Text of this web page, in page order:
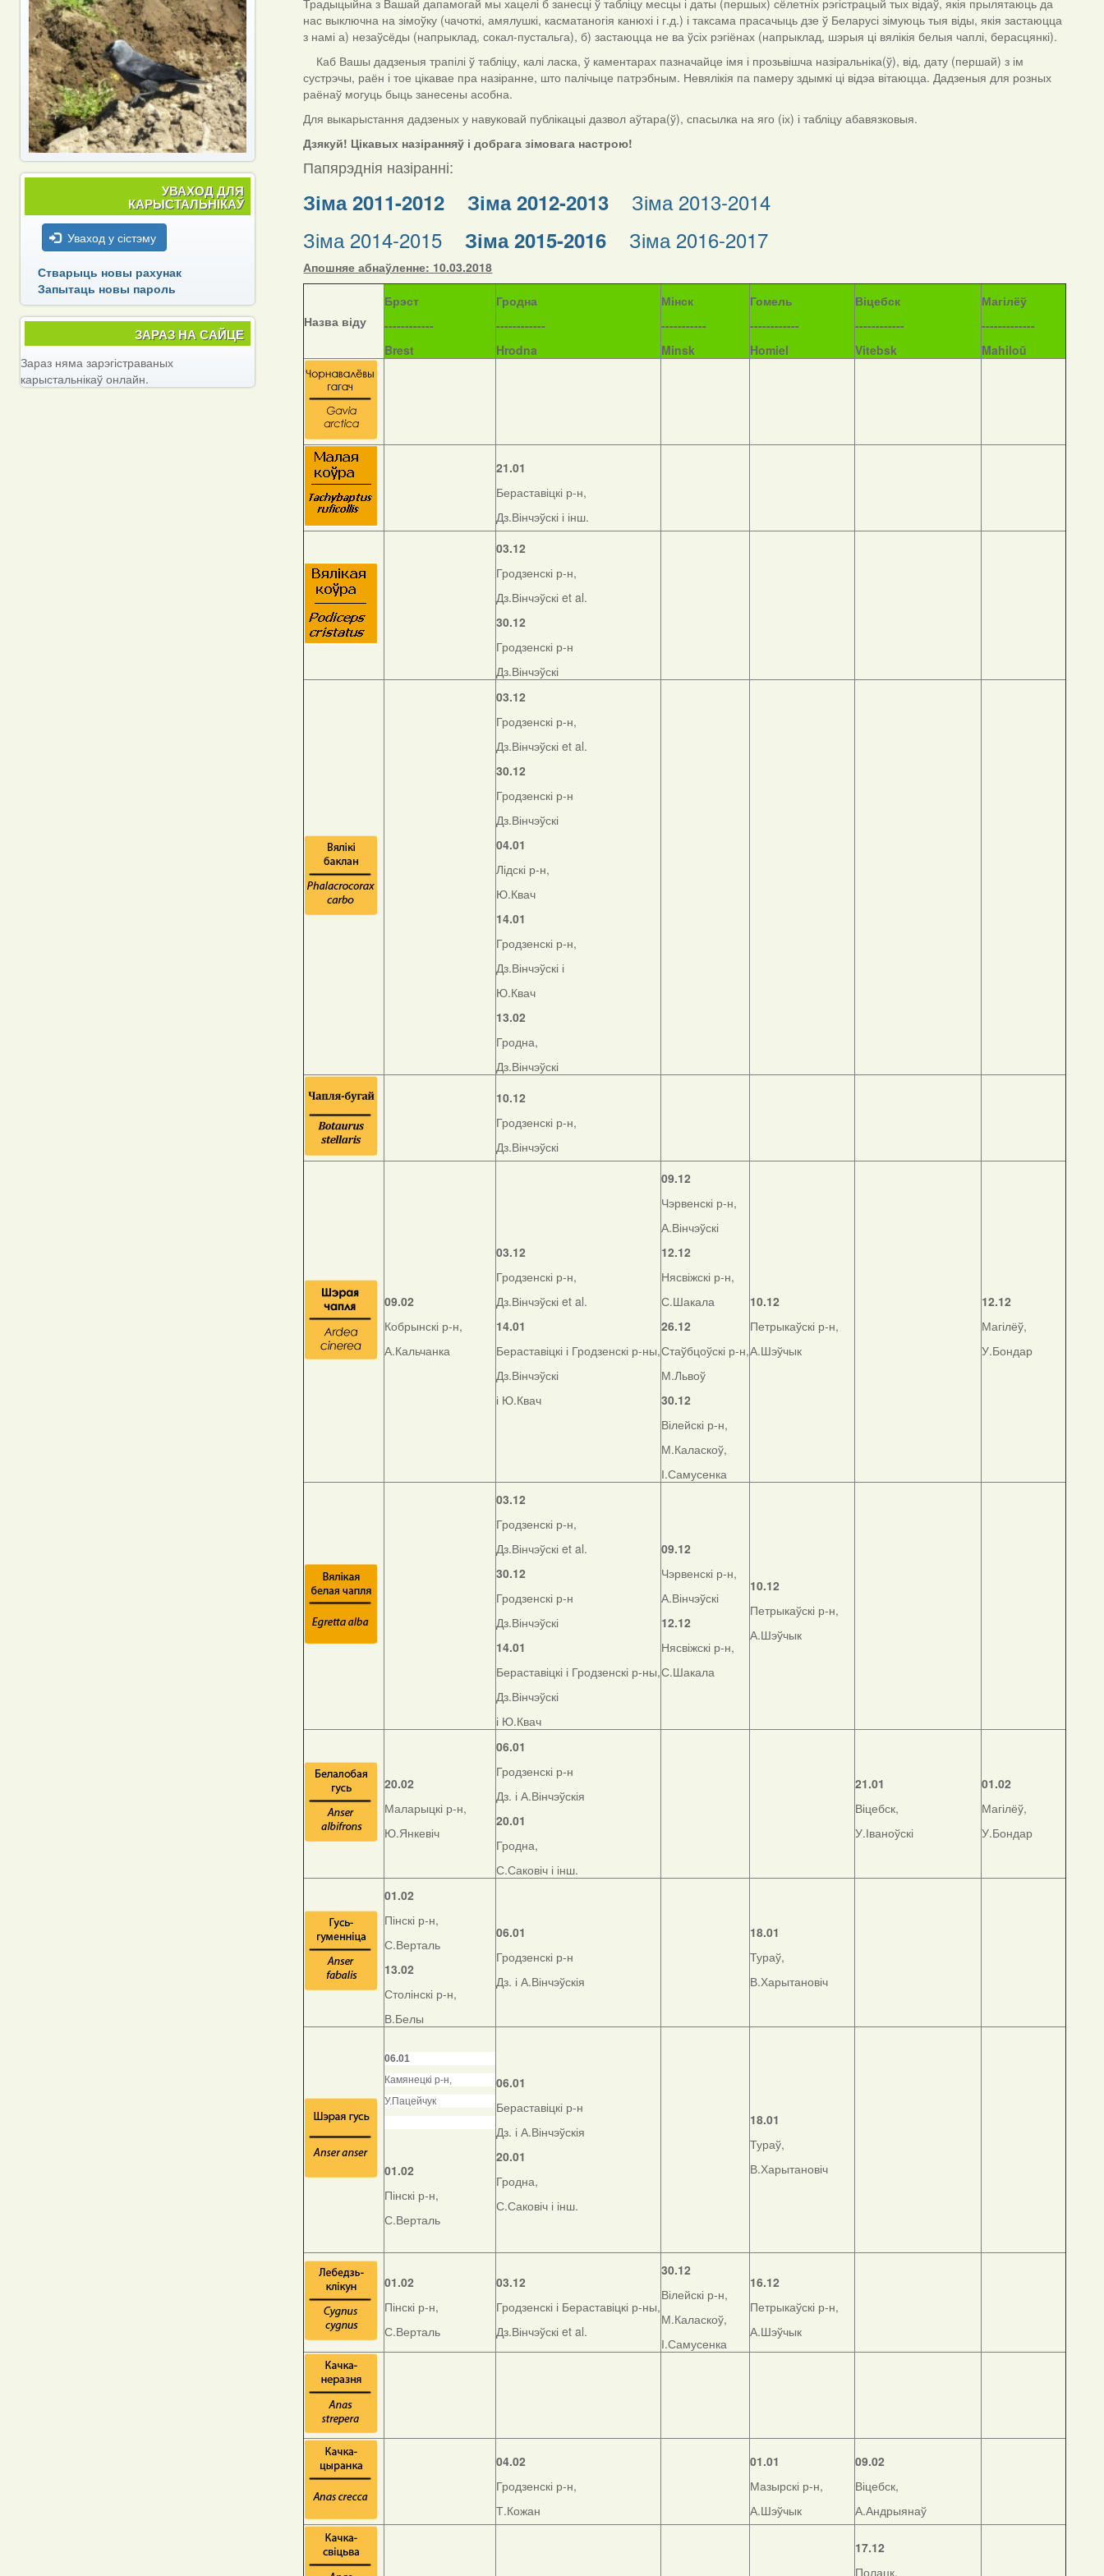
Традыцыйна з Вашай дапамогай мы хацелі б занесці ў табліцу месцы і даты (першых) сёлетніх рэгістрацый тых відаў, якія прылятаюць да
нас выключна на зімоўку (чачоткі, амялушкі, касматаногія канюхі і г.д.) і таксама прасачыць дзе ў Беларусі зімуюць тыя віды, якія застаюцца
з намі а) незаўсёды (напрыклад, сокал-пустальга), б) застаюцца не ва ўсіх рэгіёнах (напрыклад, шэрыя ці вялікія белыя чаплі, берасцянкі).
Каб Вашы дадзеныя трапілі ў табліцу, калі ласка, ў каментарах пазначайце імя і прозьвішча назіральніка(ў), від, дату (першай) з ім
сустрэчы, раён і тое цікавае пра назіранне, што палічыце патрэбным. Невялікія па памеру здымкі ці відэа вітаюцца. Дадзеныя для розных
раёнаў могуць быць занесены асобна.
Для выкарыстання дадзеных у навуковай публікацыі дазвол аўтара(ў), спасылка на яго (іх) і табліцу абавязковыя.
Дзякуй! Цікавых назіранняў і добрага зімовага настрою!
Папярэднія назіранні:
Зіма 2011-2012 Зіма 2012-2013
Зіма 2013-2014
Зіма 2014-2015
Зіма 2015-2016 Зіма 2016-2017
Апошняе абнаўленне: 10.03.2018
Назва віду
Брэст
------------
Brest
Гродна
------------
Hrodna
Мінск
-----------
Minsk
Гомель
------------
Homiel
Віцебск
------------
Vitebsk
Магілёў
-------------
Mahiloŭ
21.01
Бераставіцкі р-н,
Дз.Вінчэўскі і інш.
03.12
Гродзенскі р-н,
Дз.Вінчэўскі et al.
30.12
Гродзенскі р-н
Дз.Вінчэўскі
03.12
Гродзенскі р-н,
Дз.Вінчэўскі et al.
30.12
Гродзенскі р-н
Дз.Вінчэўскі
04.01
Лідскі р-н,
Ю.Квач
14.01
Гродзенскі р-н,
Дз.Вінчэўскі і
Ю.Квач
13.02
Гродна,
Дз.Вінчэўскі
10.12
Гродзенскі р-н,
Дз.Вінчэўскі
09.02
Кобрынскі р-н,
А.Кальчанка
03.12
Гродзенскі р-н,
Дз.Вінчэўскі et al.
14.01
Бераставіцкі і Гродзенскі р-ны,
Дз.Вінчэўскі
і Ю.Квач
09.12
Чэрвенскі р-н,
А.Вінчэўскі
12.12
Нясвіжскі р-н,
С.Шакала
26.12
Стаўбцоўскі р-н,
М.Львоў
30.12
Вілейскі р-н,
М.Каласкоў,
І.Самусенка
10.12
Петрыкаўскі р-н,
А.Шэўчык
12.12
Магілёў,
У.Бондар
03.12
Гродзенскі р-н,
Дз.Вінчэўскі et al.
30.12
Гродзенскі р-н
Дз.Вінчэўскі
14.01
Бераставіцкі і Гродзенскі р-ны,
Дз.Вінчэўскі
і Ю.Квач
09.12
Чэрвенскі р-н,
А.Вінчэўскі
12.12
Нясвіжскі р-н,
С.Шакала
10.12
Петрыкаўскі р-н,
А.Шэўчык
20.02
Маларыцкі р-н,
Ю.Янкевіч
06.01
Гродзенскі р-н
Дз. і А.Вінчэўскія
20.01
Гродна,
С.Саковіч і інш.
21.01
Віцебск,
У.Іваноўскі
01.02
Магілёў,
У.Бондар
01.02
Пінскі р-н,
С.Верталь
13.02
Столінскі р-н,
В.Белы
06.01
Гродзенскі р-н
Дз. і А.Вінчэўскія
18.01
Тураў,
В.Харытановіч
06.01
Камянецкі р-н,
У.Пацейчук
01.02
Пінскі р-н,
С.Верталь
06.01
Бераставіцкі р-н
Дз. і А.Вінчэўскія
20.01
Гродна,
С.Саковіч і інш.
18.01
Тураў,
В.Харытановіч
01.02
Пінскі р-н,
С.Верталь
03.12
Гродзенскі і Бераставіцкі р-ны,
Дз.Вінчэўскі et al.
30.12
Вілейскі р-н,
М.Каласкоў,
І.Самусенка
16.12
Петрыкаўскі р-н,
А.Шэўчык
04.02
Гродзенскі р-н,
Т.Кожан
01.01
Мазырскі р-н,
А.Шэўчык
09.02
Віцебск,
А.Андрыянаў
17.12
Полацк,
УВАХОД ДЛЯ
КАРЫСТАЛЬНІКАЎ
Уваход у сістэму
Стварыць новы рахунак
Запытаць новы пароль
ЗАРАЗ НА САЙЦЕ
Зараз няма зарэгістраваных
карыстальнікаў онлайн.